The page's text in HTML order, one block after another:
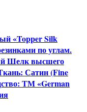
«Topper Silk
по углам.
Шелк высшего
Сатин (Fine
ТМ «German